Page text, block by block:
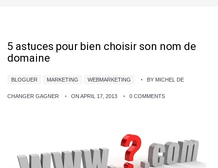
5 astuces pour bien choisir son nom de
domaine
BLOGUER MARKETING WEBMARKETING BY MICHEL DE
CHANGER GAGNER ON APRIL 17, 2013 0 COMMENTS